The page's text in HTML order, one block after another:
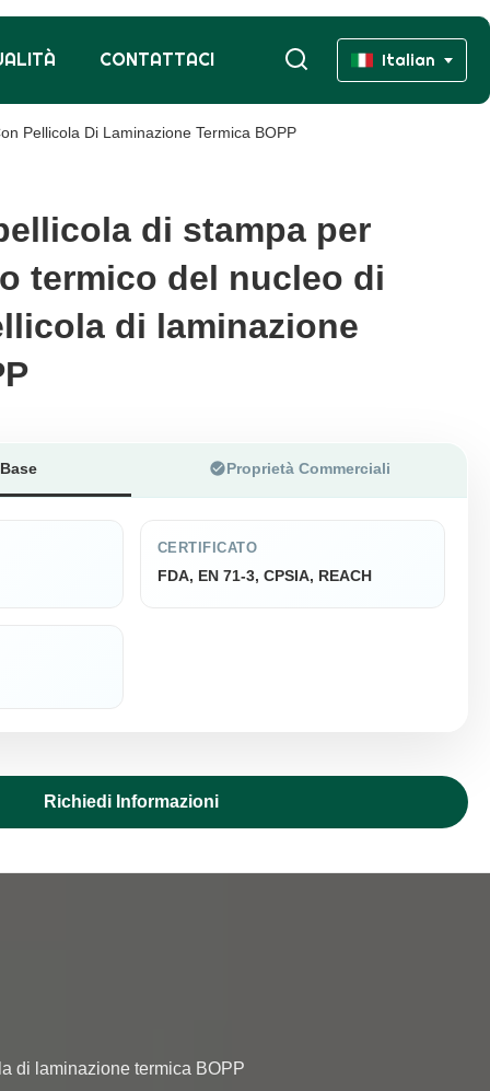
CONTATTACI Italian
Pellicola Di Laminazione Termica BOPP
di stampa per
termico del nucleo di
di laminazione
di stampa per
termico del nucleo di
di laminazione
Proprietà Commerciali
CERTIFICATO
FDA, EN 71-3, CPSIA, REACH
Richiedi Informazioni